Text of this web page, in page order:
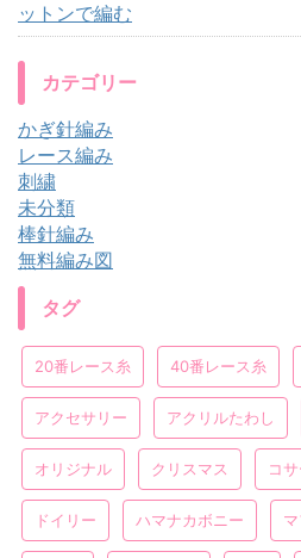
ットンで編む
カテゴリー
かぎ針編み
レース編み
刺繍
未分類
棒針編み
無料編み図
タグ
20番レース糸 40番レース糸
アクセサリー アクリルたわし
オリジナル クリスマス コ
ドイリー ハマナカボニー